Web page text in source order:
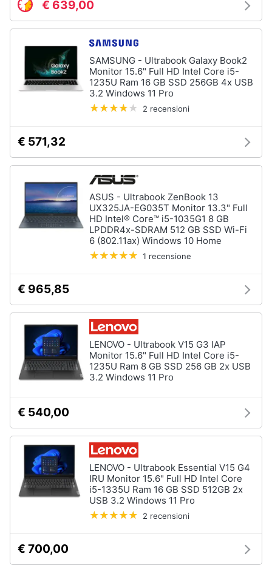
Termostato
wifi
Webcam
Software
Tastiera
Sistema
operativo
windows
10
€ 639,00
SAMSUNG - Ultrabook Galaxy Book2
Monitor 15.6" Full HD Intel Core i5-
1235U Ram 16 GB SSD 256GB 4x USB
3.2 Windows 11 Pro
2 recensioni
€ 571,32
ASUS - Ultrabook ZenBook 13
UX325JA-EG035T Monitor 13.3" Full
HD Intel® Core™ i5-1035G1 8 GB
LPDDR4x-SDRAM 512 GB SSD Wi-Fi
6 (802.11ax) Windows 10 Home
1 recensione
€ 965,85
LENOVO - Ultrabook V15 G3 IAP
Monitor 15.6" Full HD Intel Core i5-
1235U Ram 8 GB SSD 256 GB 2x USB
3.2 Windows 11 Pro
€ 540,00
LENOVO - Ultrabook Essential V15 G4
IRU Monitor 15.6" Full HD Intel Core
i5-1335U Ram 16 GB SSD 512GB 2x
USB 3.2 Windows 11 Pro
2 recensioni
€ 700,00